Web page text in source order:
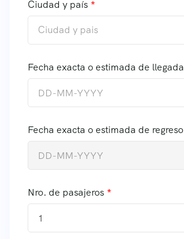
Ciudad y país
Fecha exacta o estimada de llegada
Fecha exacta o estimada de regreso
Nro. de pasajeros
1